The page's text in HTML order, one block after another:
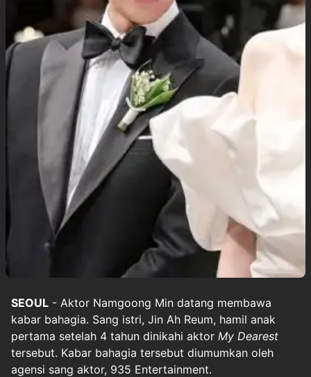
SEOUL - Aktor Namgoong Min datang membawa
kabar bahagia. Sang istri, Jin Ah Reum, hamil anak
pertama setelah 4 tahun dinikahi aktor My Dearest
tersebut. Kabar bahagia tersebut diumumkan oleh
agensi sang aktor, 935 Entertainment.